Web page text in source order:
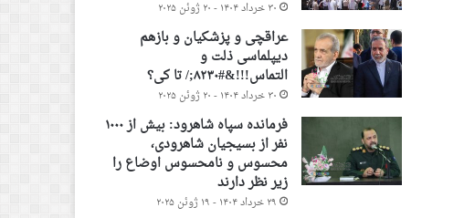
۳۰ خرداد ۱۴۰۴ - ۲۰ ژوئن ۲۰۲۵
عراقچی و پزشکیان و بازهم
دیپلماسی ذلت و
التماس!!!&#۸۲۳۰;/ تا کی؟
۳۰ خرداد ۱۴۰۴ - ۲۰ ژوئن ۲۰۲۵
فرمانده سپاه شاهرود: بیش از ۱۰۰۰
نفر از بسیجیان شاهرودی،
محسوس و نامحسوس اوضاع را
زیر نظر دارند
۲۹ خرداد ۱۴۰۴ - ۱۹ ژوئن ۲۰۲۵